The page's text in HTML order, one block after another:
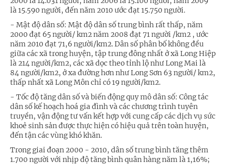
là 15.590 người, đến năm 2010 ước đạt 15.750 người.
- Mật độ dân số: Mật độ dân số trung bình rất thấp, năm
2000 đạt 65 người/ km2 năm 2008 đạt 71 người /km2 , ước
năm 2010 đạt 71,6 người/km2. Dân số phân bố không đều
giữa các xã trong huyện, tập trung đông nhất ở xã Long Hiệp
là 214 người/km2, các xã dọc theo tỉnh lộ như Long Mai là
84 người/km2, ở xa đường hơn như Long Sơn 63 người/ km2,
thấp nhất xã Long Môn chỉ có 19 người/km2.
- Tốc độ tăng dân số và biến động quy mô dân số: Công tác
dân số kế hoạch hoá gia đình và các chương trình tuyên
truyền, vận động tư vấn kết hợp với cung cấp các dịch vụ sức
khoẻ sinh sản được thực hiện có hiệu quả trên toàn huyện,
đến tận các vùng khó khăn.
Trong giai đoạn 2000 - 2010, dân số trung bình tăng thêm
1.700 ng­ười với nhịp độ tăng bình quân hàng năm là 1,16%;